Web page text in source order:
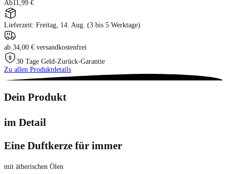
Ab11,99 €
Lieferzeit: Freitag, 14. Aug. (3 bis 5 Werktage)
ab 34,00 € versandkostenfrei
30 Tage Geld-Zurück-Garantie
Zu allen Produktdetails
Dein Produkt
im Detail
Eine Duftkerze für immer
mit ätherischen Ölen